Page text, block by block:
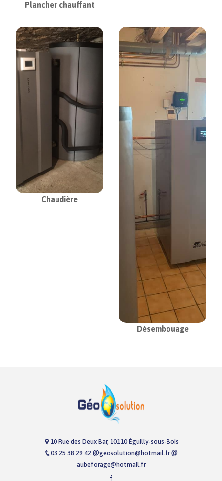
Plancher chauffant
Chaudière
Désembouage
10 Rue des Deux Bar, 10110 Éguilly-sous-Bois
03 25 38 29 42
geosolution@hotmail.fr
aubeforage@hotmail.fr